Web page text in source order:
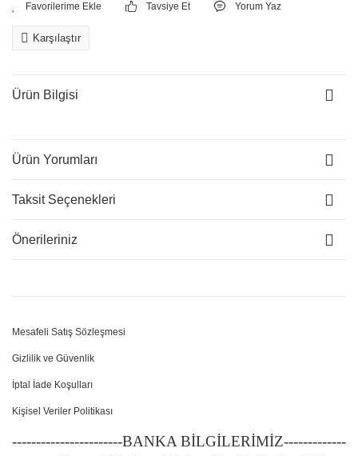
Tavsiye Et Yorum Yaz
Karşılaştır
Ürün Bilgisi
Ürün Yorumları
Taksit Seçenekleri
Önerileriniz
Mesafeli Satış Sözleşmesi
Gizlilik ve Güvenlik
İptal İade Koşulları
Kişisel Veriler Politikası
-----------------------BANKA BİLGİLERİMİZ-------------